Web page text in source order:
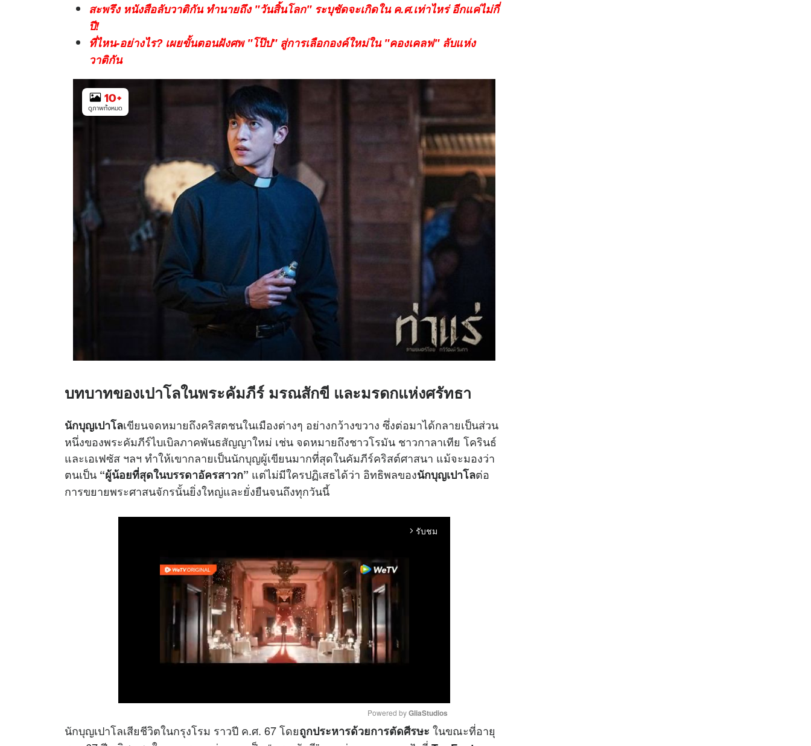
สะพรึง หนังสือลับวาติกัน ทำนายถึง "วันสิ้นโลก" ระบุชัดจะเกิดใน ค.ศ.เท่าไหร่ อีกแค่ไม่กี่
ปี!
ที่ไหน-อย่างไร? เผยขั้นตอนฝังศพ "โป๊ป" สู่การเลือกองค์ใหม่ใน "คองเคลฟ" ลับแห่ง
วาติกัน
10+
ดูภาพทั้งหมด
บทบาทของเปาโลในพระคัมภีร์ มรณสักขี และมรดกแห่งศรัทธา
นักบุญเปาโลเขียนจดหมายถึงคริสตชนในเมืองต่างๆ อย่างกว้างขวาง ซึ่งต่อมาได้กลายเป็นส่วน
หนึ่งของพระคัมภีร์ไบเบิลภาคพันธสัญญาใหม่ เช่น จดหมายถึงชาวโรมัน ชาวกาลาเทีย โครินธ์
และเอเฟซัส ฯลฯ ทำให้เขากลายเป็นนักบุญผู้เขียนมากที่สุดในคัมภีร์คริสต์ศาสนา แม้จะมองว่า
ตนเป็น “ผู้น้อยที่สุดในบรรดาอัครสาวก” แต่ไม่มีใครปฏิเสธได้ว่า อิทธิพลของนักบุญเปาโลต่อ
การขยายพระศาสนจักรนั้นยิ่งใหญ่และยั่งยืนจนถึงทุกวันนี้
arrow_forward_ios รับชม
Powered by GliaStudios
นักบุญเปาโลเสียชีวิตในกรุงโรม ราวปี ค.ศ. 67 โดยถูกประหารด้วยการตัดศีรษะ ในขณะที่อายุ